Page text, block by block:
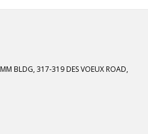
BLDG, 317-319 DES VOEUX ROAD,